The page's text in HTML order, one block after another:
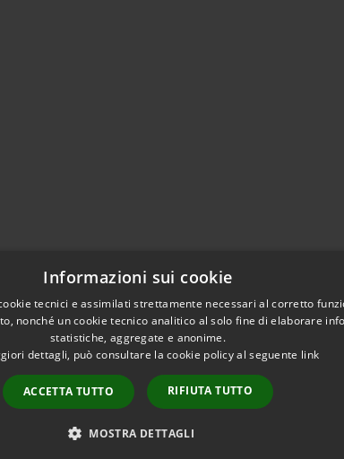
e turismo
Copyright © 2026 •
Informazioni sui cookie
tecnici e assimilati strettamente necessari al corretto
nonché un cookie tecnico analitico al solo fine di elaborare
statistiche, aggregate e anonime.
dettagli, può consultare la cookie policy al seguente link
ACCETTA TUTTO RIFIUTA TUTTO
MOSTRA DETTAGLI